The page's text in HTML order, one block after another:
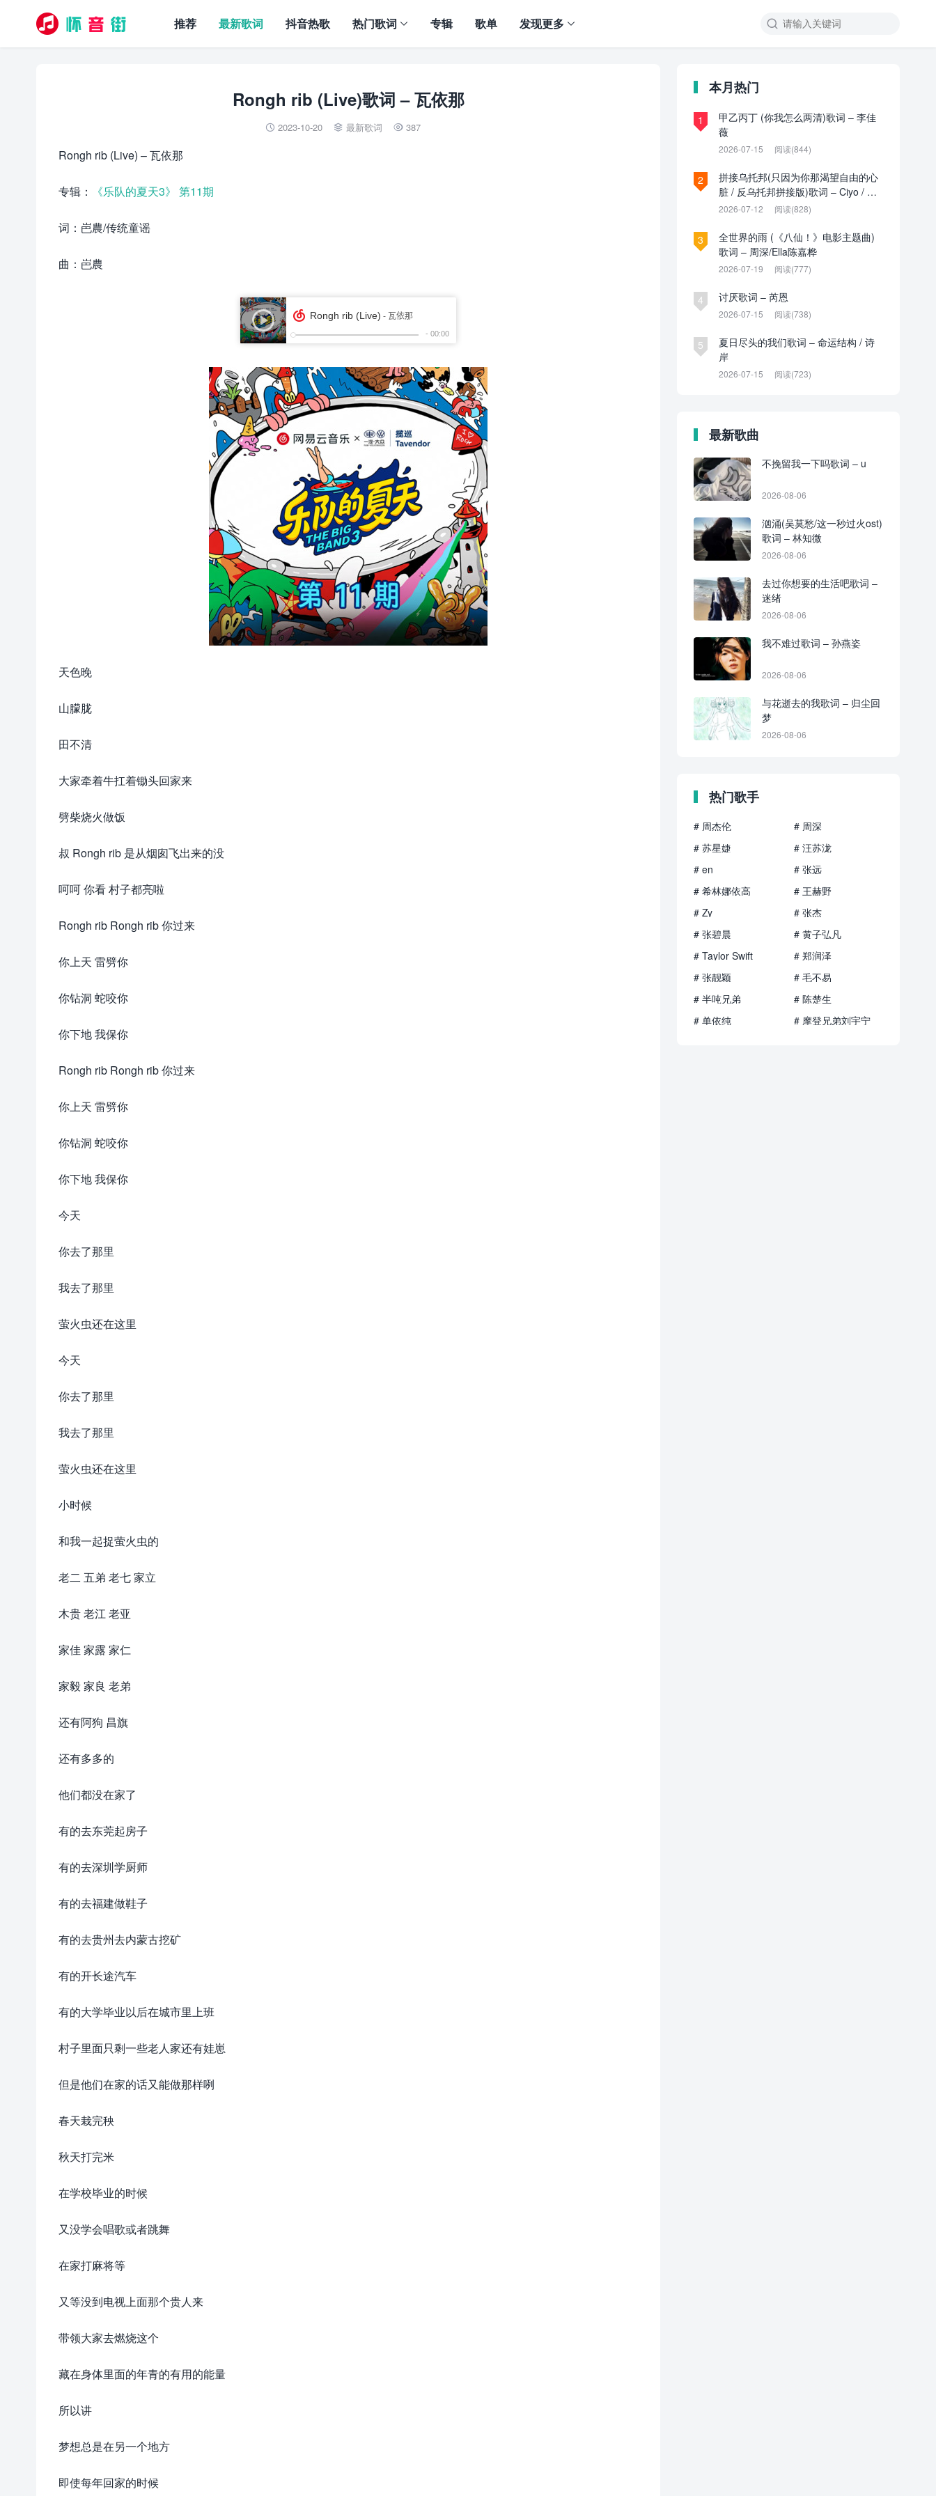

推荐 最新歌词 抖音热歌 热门歌词 专辑 歌单 发现更多
Rongh rib (Live)歌词 – 瓦依那
 2023-10-20  最新歌词  387
Rongh rib (Live) – 瓦依那
专辑： 《乐队的夏天3》 第11期
词：岜農/传统童谣
曲：岜農
天色晚
山朦胧
田不清
大家牵着牛扛着锄头回家来
劈柴烧火做饭
叔 Rongh rib 是从烟囱飞出来的没
呵呵 你看 村子都亮啦
Rongh rib Rongh rib 你过来
你上天 雷劈你
你钻洞 蛇咬你
你下地 我保你
Rongh rib Rongh rib 你过来
你上天 雷劈你
你钻洞 蛇咬你
你下地 我保你
今天
你去了那里
我去了那里
萤火虫还在这里
今天
你去了那里
我去了那里
萤火虫还在这里
小时候
和我一起捉萤火虫的
老二 五弟 老七 家立
木贵 老江 老亚
家佳 家露 家仁
家毅 家良 老弟
还有阿狗 昌旗
还有多多的
他们都没在家了
有的去东莞起房子
有的去深圳学厨师
有的去福建做鞋子
有的去贵州去内蒙古挖矿
有的开长途汽车
有的大学毕业以后在城市里上班
村子里面只剩一些老人家还有娃崽
但是他们在家的话又能做那样咧
春天栽完秧
秋天打完米
在学校毕业的时候
又没学会唱歌或者跳舞
在家打麻将等
又等没到电视上面那个贵人来
带领大家去燃烧这个
藏在身体里面的年青的有用的能量
所以讲
梦想总是在另一个地方
即使每年回家的时候
本月热门
1
甲乙丙丁 (你我怎么两清)歌词 – 李佳
薇
2026-07-15 阅读(844)
2
拼接乌托邦(只因为你那渴望自由的心
脏 / 反乌托邦拼接版)歌词 – Ciyo / 见
过夏天P / 乌托邦P
2026-07-12 阅读(828)
3
全世界的雨 (《八仙！》电影主题曲)
歌词 – 周深/Ella陈嘉桦
2026-07-19 阅读(777)
4 讨厌歌词 – 芮恩
2026-07-15 阅读(738)
5
夏日尽头的我们歌词 – 命运结构 / 诗
岸
2026-07-15 阅读(723)
最新歌曲
不挽留我一下吗歌词 – u
2026-08-06
汹涌(吴莫愁/这一秒过火ost)
歌词 – 林知微
2026-08-06
去过你想要的生活吧歌词 –
迷绪
2026-08-06
我不难过歌词 – 孙燕姿
2026-08-06
与花逝去的我歌词 – 归尘回
梦
2026-08-06
热门歌手
# 周杰伦
# 周深
# 苏星婕
# 汪苏泷
# en
# 张远
# 希林娜依高
# 王赫野
# Zy
# 张杰
# 张碧晨
# 黄子弘凡
# Taylor Swift
# 郑润泽
# 张靓颖
# 毛不易
# 半吨兄弟
# 陈楚生
# 单依纯
# 摩登兄弟刘宇宁